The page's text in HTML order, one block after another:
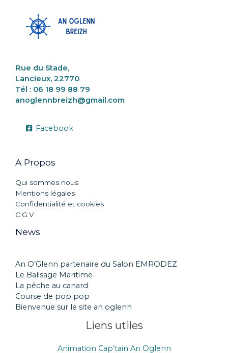
Rue du Stade,
Lancieux, 22770
Tél : 06 18 99 88 79
anoglennbreizh@gmail.com
Facebook
A Propos
Qui sommes nous
Mentions légales
Confidentialité et cookies
C.G.V
News
An O’Glenn partenaire du Salon EMRODEZ
Le Balisage Maritime
La pêche au canard
Course de pop pop
Bienvenue sur le site an oglenn
Liens utiles
Animation Cap’tain An Oglenn